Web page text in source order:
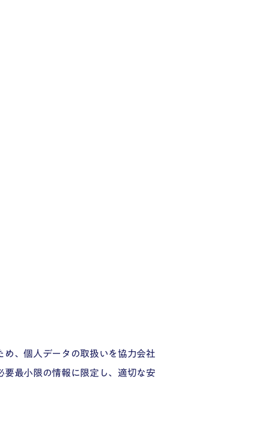
、個人データの取扱いを協力会社
最小限の情報に限定し、適切な安